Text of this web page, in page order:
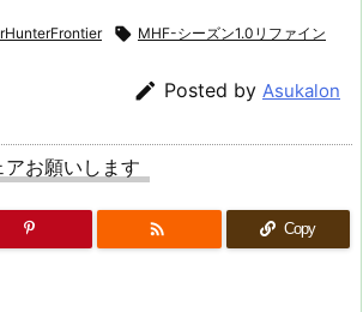
 MHF-シーズン1.0リファイン
 Posted by Asukalon
お願いします
 Copy